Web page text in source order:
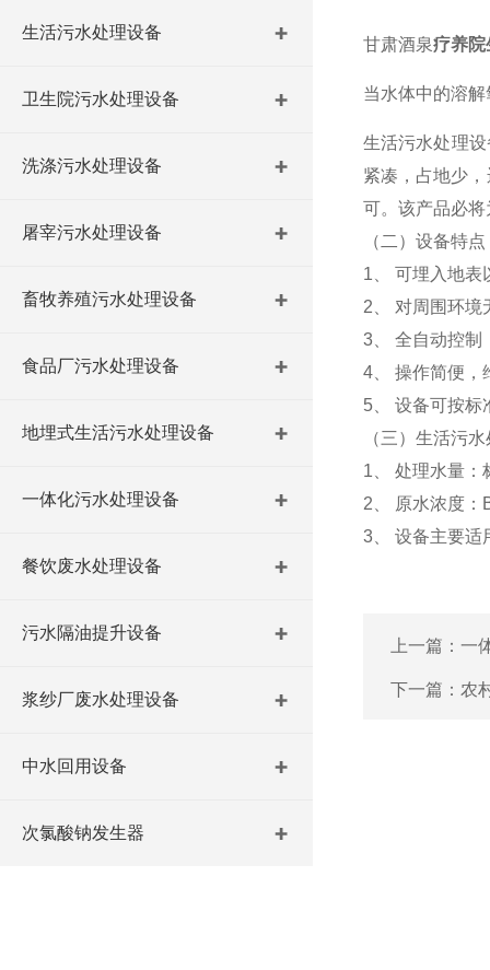
生活污水处理设备
卫生院污水处理设备
洗涤污水处理设备
屠宰污水处理设备
畜牧养殖污水处理设备
食品厂污水处理设备
地埋式生活污水处理设备
一体化污水处理设备
餐饮废水处理设备
污水隔油提升设备
浆纱厂废水处理设备
中水回用设备
次氯酸钠发生器
甘肃酒泉疗养院
当水体中的溶
生活污水处理
紧凑，占地少
可。该产品必
（二）设备特点
1、 可埋入地表
2、 对周围环境
3、 全自动控制
4、 操作简便，
5、 设备可按标
（三）生活污
1、 处理水量：
2、 原水浓度：
3、 设备主要适
上一篇： 一
下一篇： 农